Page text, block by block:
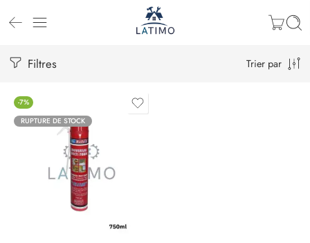
Filtres Trier par
-7%
RUPTURE DE STOCK